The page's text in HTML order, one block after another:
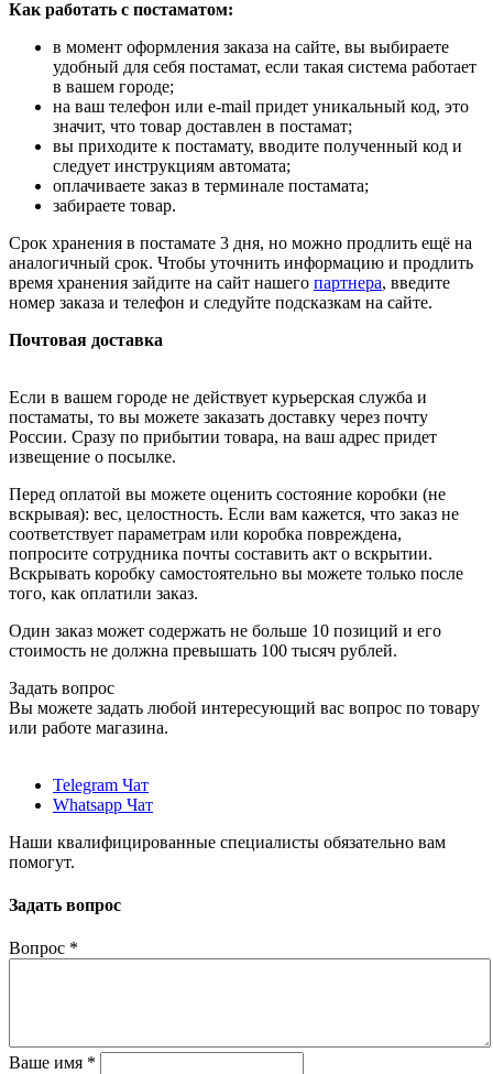
Как работать с постаматом:
в момент оформления заказа на сайте, вы выбираете
удобный для себя постамат, если такая система работает
в вашем городе;
на ваш телефон или e-mail придет уникальный код, это
значит, что товар доставлен в постамат;
вы приходите к постамату, вводите полученный код и
следует инструкциям автомата;
оплачиваете заказ в терминале постамата;
забираете товар.
Срок хранения в постамате 3 дня, но можно продлить ещё на
аналогичный срок. Чтобы уточнить информацию и продлить
время хранения зайдите на сайт нашего партнера, введите
номер заказа и телефон и следуйте подсказкам на сайте.
Почтовая доставка
Если в вашем городе не действует курьерская служба и
постаматы, то вы можете заказать доставку через почту
России. Сразу по прибытии товара, на ваш адрес придет
извещение о посылке.
Перед оплатой вы можете оценить состояние коробки (не
вскрывая): вес, целостность. Если вам кажется, что заказ не
соответствует параметрам или коробка повреждена,
попросите сотрудника почты составить акт о вскрытии.
Вскрывать коробку самостоятельно вы можете только после
того, как оплатили заказ.
Один заказ может содержать не больше 10 позиций и его
стоимость не должна превышать 100 тысяч рублей.
Задать вопрос
Вы можете задать любой интересующий вас вопрос по товару
или работе магазина.
Telegram Чат
Whatsapp Чат
Наши квалифицированные специалисты обязательно вам
помогут.
Задать вопрос
Вопрос *
Ваше имя *